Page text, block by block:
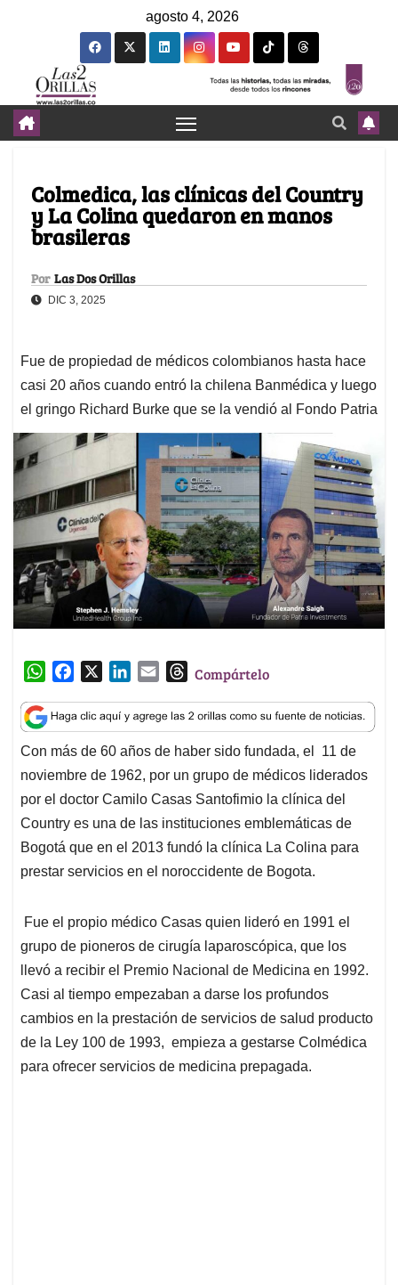
agosto 4, 2026
Colmedica, las clínicas del Country
y La Colina quedaron en manos
brasileras
Por Las Dos Orillas
DIC 3, 2025
Fue de propiedad de médicos colombianos hasta hace
casi 20 años cuando entró la chilena Banmédica y luego
el gringo Richard Burke que se la vendió al Fondo Patria
W
a
t
s
A
p
p
c
e
b
o
o
k
n
k
e
d
I
n
a
i
l
T
r
e
a
d
s
Compártelo
Con más de 60 años de haber sido fundada, el 11 de
noviembre de 1962, por un grupo de médicos liderados
por el doctor Camilo Casas Santofimio la clínica del
Country es una de las instituciones emblemáticas de
Bogotá que en el 2013 fundó la clínica La Colina para
prestar servicios en el noroccidente de Bogota.
Fue el propio médico Casas quien lideró en 1991 el
grupo de pioneros de cirugía laparoscópica, que los
llevó a recibir el Premio Nacional de Medicina en 1992.
Casi al tiempo empezaban a darse los profundos
cambios en la prestación de servicios de salud producto
de la Ley 100 de 1993, empieza a gestarse Colmédica
para ofrecer servicios de medicina prepagada.